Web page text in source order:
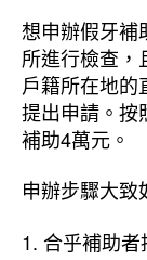
想申辦假牙補
所進行檢查，
戶籍所在地的
提出申請。按
補助4萬元。
申辦步驟大致
1. 合乎補助